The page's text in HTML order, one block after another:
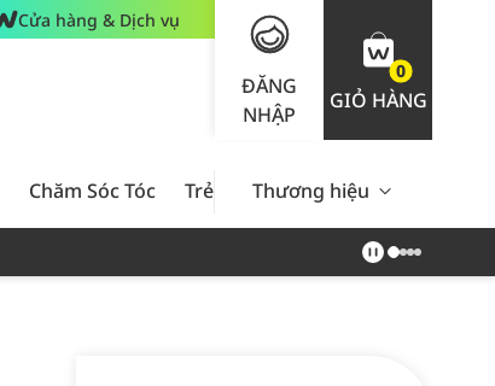
Cửa hàng & Dịch vụ
ĐĂNG
NHẬP
0
GIỎ HÀNG
Chăm Sóc Tóc Trẻ Em Nam Giới Chăm Sóc
Thương hiệu